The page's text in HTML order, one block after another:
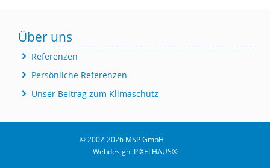
Über uns
Referenzen
Persönliche Referenzen
Unser Beitrag zum Klimaschutz
© 2002-2026 MSP GmbH
Webdesign: PIXELHAUS®